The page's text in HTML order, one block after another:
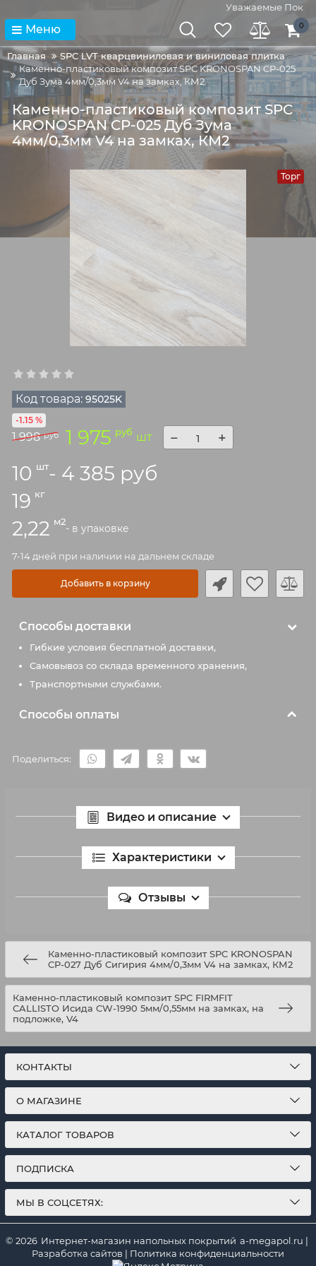
Уважаемые
Меню 0
Главная
SPC LVT кварцвиниловая и виниловая плитка
Каменно-пластиковый композит SPC KRONOSPAN CP-025
Дуб Зума 4мм/0,3мм V4 на замках, КМ2
Каменно-пластиковый композит SPC
KRONOSPAN CP-025 Дуб Зума
4мм/0,3мм V4 на замках, КМ2
Торг
Код товара: 95025K
1 998 руб 1 975 руб шт
-1.15 %
− +
10 шт- 4 385 руб
19 кг
2,22 м2
- в упаковке
7-14 дней при наличии на дальнем складе
Добавить в корзину
Способы доставки
Гибкие условия бесплатной доставки,
Самовывоз со склада временного хранения,
Транспортными службами.
Способы оплаты
Поделиться:
Видео и описание
Характеристики
Отзывы
Каменно-пластиковый композит SPC KRONOSPAN
CP-027 Дуб Сигирия 4мм/0,3мм V4 на замках, КМ2
Каменно-пластиковый композит SPC FIRMFIT
CALLISTO Исида CW-1990 5мм/0,55мм на замках, на
подложке, V4
КОНТАКТЫ
О МАГАЗИНЕ
КАТАЛОГ ТОВАРОВ
ПОДПИСКА
МЫ В СОЦСЕТЯХ:
© 2026 Интернет-магазин напольных покрытий a-megapol.ru |
Разработка сайтов | Политика конфиденциальности